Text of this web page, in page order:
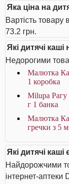
Яка ціна на
Вартість товару
73.2 грн.
Які дитячі
Недорогими
Малютка
1 коробка
Milupa Рагу
г 1 банка
Малютка
гречки з 5
Які дитячі
Найдорожчими
інтернет-аптеки